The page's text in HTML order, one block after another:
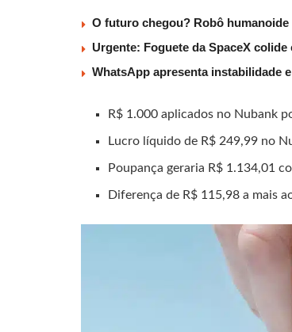
O futuro chegou? Robô
Urgente: Foguete da SpaceX
WhatsApp apresenta instabilidade
R$ 1.000 aplicados no Nubank
Lucro líquido de R$ 249,99 no
Poupança geraria R$ 1.134,01
Diferença de R$ 115,98 a mais